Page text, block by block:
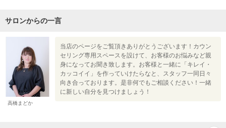
サロンからの一言
高橋まどか
当店のページをご覧頂きありがとうございます！カウン
セリング専用スペースを設けて、お客様のお悩みなど親
身になってお聞き致します。お客様と一緒に「キレイ・
カッコイイ」を作っていけたらなと、スタッフ一同日々
向き合っております。是非何でもご相談ください！一緒
に新しい自分を見つけましょう！